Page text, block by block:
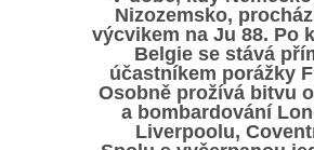
Nizozemsko,
výcvikem na Ju 88. Po
Belgie se stává
účastníkem porážky
Osobně prožívá bitvu
a bombardování
Liverpoolu,